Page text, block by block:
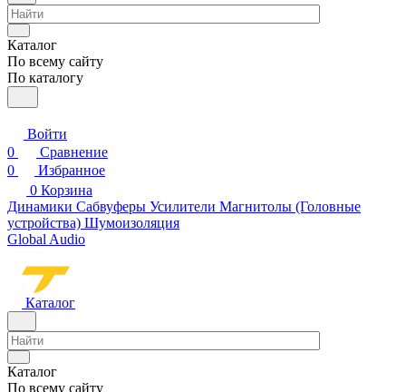
Каталог
По всему сайту
По каталогу
Войти
0
Сравнение
0
Избранное
0 Корзина
Динамики Сабвуферы Усилители Магнитолы (Головные
устройства) Шумоизоляция
Global Audio
Каталог
Каталог
По всему сайту